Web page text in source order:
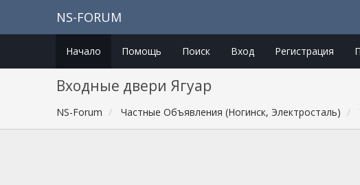
NS-FORUM
Начало Помощь Поиск Вход Регистрация
Входные двери Ягуар
NS-Forum Частные Объявления (Ногинск, Электросталь)